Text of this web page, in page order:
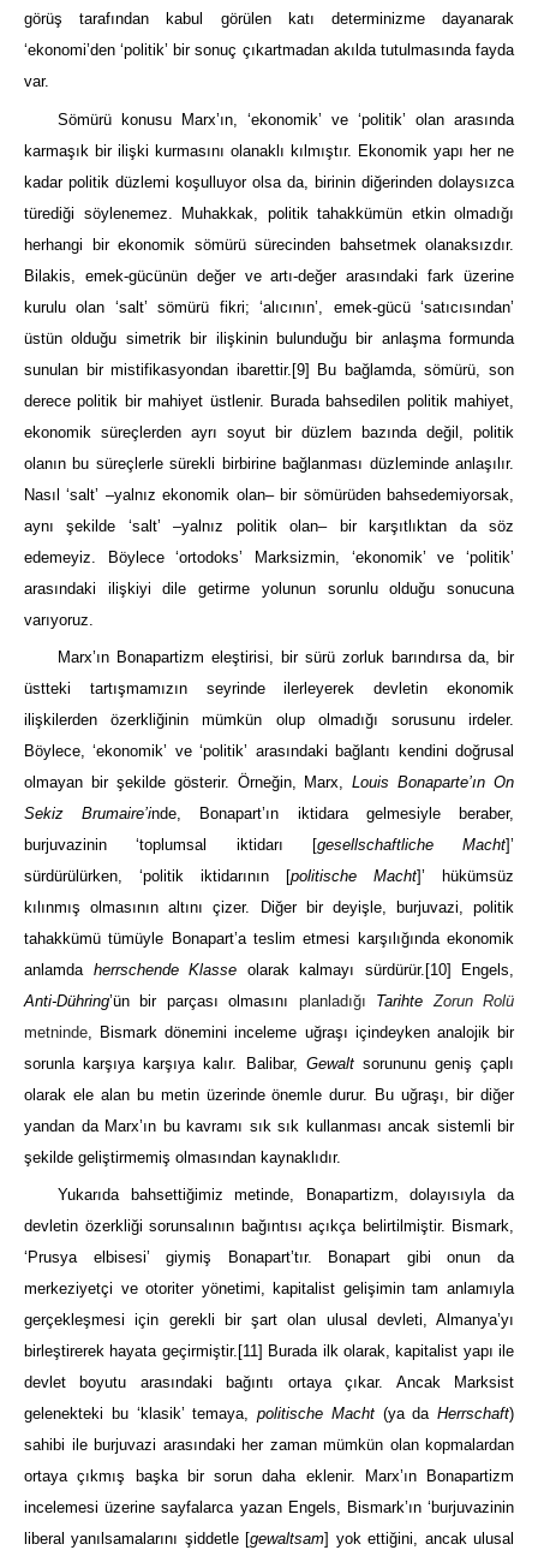
görüş tarafından kabul görülen katı determinizme dayanarak
‘ekonomi’den ‘politik’ bir sonuç çıkartmadan akılda tutulmasında fayda
var.
Sömürü konusu Marx’ın, ‘ekonomik’ ve ‘politik’ olan arasında
karmaşık bir ilişki kurmasını olanaklı kılmıştır. Ekonomik yapı her ne
kadar politik düzlemi koşulluyor olsa da, birinin diğerinden dolaysızca
türediği söylenemez. Muhakkak, politik tahakkümün etkin olmadığı
herhangi bir ekonomik sömürü sürecinden bahsetmek olanaksızdır.
Bilakis, emek-gücünün değer ve artı-değer arasındaki fark üzerine
kurulu olan ‘salt’ sömürü fikri; ‘alıcının’, emek-gücü ‘satıcısından’
üstün olduğu simetrik bir ilişkinin bulunduğu bir anlaşma formunda
sunulan bir mistifikasyondan ibarettir. [9] Bu bağlamda, sömürü, son
derece politik bir mahiyet üstlenir. Burada bahsedilen politik mahiyet,
ekonomik süreçlerden ayrı soyut bir düzlem bazında değil, politik
olanın bu süreçlerle sürekli birbirine bağlanması düzleminde anlaşılır.
Nasıl ‘salt’ ‒yalnız ekonomik olan‒ bir sömürüden bahsedemiyorsak,
aynı şekilde ‘salt’ ‒yalnız politik olan‒ bir karşıtlıktan da söz
edemeyiz. Böylece ‘ortodoks’ Marksizmin, ‘ekonomik’ ve ‘politik’
arasındaki ilişkiyi dile getirme yolunun sorunlu olduğu sonucuna
varıyoruz.
Marx’ın Bonapartizm eleştirisi, bir sürü zorluk barındırsa da, bir
üstteki tartışmamızın seyrinde ilerleyerek devletin ekonomik
ilişkilerden özerkliğinin mümkün olup olmadığı sorusunu irdeler.
Böylece, ‘ekonomik’ ve ‘politik’ arasındaki bağlantı kendini doğrusal
olmayan bir şekilde gösterir. Örneğin, Marx,Louis Bonaparte’ın On
Sekiz Brumaire’inde, Bonapart’ın iktidara gelmesiyle beraber,
burjuvazinin ‘toplumsal iktidarı [gesellschaftliche Macht]’
sürdürülürken, ‘politik iktidarının [politische Macht]’ hükümsüz
kılınmış olmasının altını çizer. Diğer bir deyişle, burjuvazi, politik
tahakkümü tümüyle Bonapart’a teslim etmesi karşılığında ekonomik
anlamda herrschende Klasse olarak kalmayı sürdürür. [10] Engels,
Anti-Dühring’ün bir parçası olmasını planladığı Tarihte Zorun Rolü
metninde, Bismark dönemini inceleme uğraşı içindeyken analojik bir
sorunla karşıya karşıya kalır. Balibar, Gewaltsorununu geniş çaplı
olarak ele alan bu metin üzerinde önemle durur. Bu uğraşı, bir diğer
yandan da Marx’ın bu kavramı sık sık kullanması ancak sistemli bir
şekilde geliştirmemiş olmasından kaynaklıdır.
Yukarıda bahsettiğimiz metinde, Bonapartizm, dolayısıyla da
devletin özerkliği sorunsalının bağıntısı açıkça belirtilmiştir. Bismark,
‘Prusya elbisesi’ giymiş Bonapart’tır. Bonapart gibi onun da
merkeziyetçi ve otoriter yönetimi, kapitalist gelişimin tam anlamıyla
gerçekleşmesi için gerekli bir şart olan ulusal devleti, Almanya’yı
birleştirerek hayata geçirmiştir. [11] Burada ilk olarak, kapitalist yapı ile
devlet boyutu arasındaki bağıntı ortaya çıkar. Ancak Marksist
gelenekteki bu ‘klasik’ temaya, politische Macht(ya da Herrschaft)
sahibi ile burjuvazi arasındaki her zaman mümkün olan kopmalardan
ortaya çıkmış başka bir sorun daha eklenir. Marx’ın Bonapartizm
incelemesi üzerine sayfalarca yazan Engels, Bismark’ın ‘burjuvazinin
liberal yanılsamalarını şiddetle [gewaltsam] yok ettiğini, ancak ulusal